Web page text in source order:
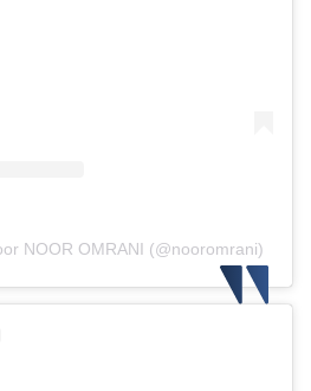
NOOR OMRANI (@nooromrani)